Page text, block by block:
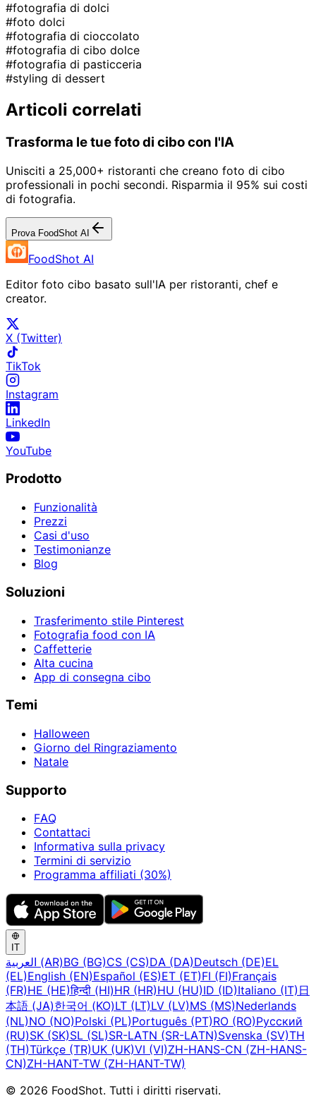
#fotografia di dolci
#foto dolci
#fotografia di cioccolato
#fotografia di cibo dolce
#fotografia di pasticceria
#styling di dessert
Articoli correlati
Trasforma le tue foto di cibo con l'IA
Unisciti a 25,000+ ristoranti che creano foto di cibo
professionali in pochi secondi. Risparmia il 95% sui costi
di fotografia.
Prova FoodShot AI
FoodShot AI
Editor foto cibo basato sull'IA per ristoranti, chef e
creator.
X (Twitter)
TikTok
Instagram
LinkedIn
YouTube
Prodotto
Funzionalità
Prezzi
Casi d'uso
Testimonianze
Blog
Soluzioni
Trasferimento stile Pinterest
Fotografia food con IA
Caffetterie
Alta cucina
App di consegna cibo
Temi
Halloween
Giorno del Ringraziamento
Natale
Supporto
FAQ
Contattaci
Informativa sulla privacy
Termini di servizio
Programma affiliati (30%)
IT
العربية (AR)BG (BG)CS (CS)DA (DA)Deutsch (DE)EL
(EL)English (EN)Español (ES)ET (ET)FI (FI)Français
(FR)HE (HE)हिन्दी (HI)HR (HR)HU (HU)ID (ID)Italiano (IT) 日
本語 (JA)한국어 (KO)LT (LT)LV (LV)MS (MS)Nederlands
(NL)NO (NO)Polski (PL)Português (PT)RO (RO)Русский
(RU)SK (SK)SL (SL)SR-LATN (SR-LATN)Svenska (SV)TH
(TH)Türkçe (TR)UK (UK)VI (VI)ZH-HANS-CN (ZH-HANS-
CN)ZH-HANT-TW (ZH-HANT-TW)
© 2026 FoodShot. Tutti i diritti riservati.